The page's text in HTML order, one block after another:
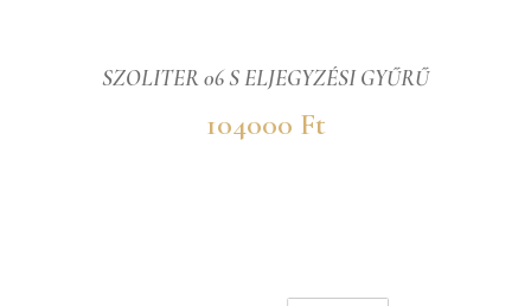
SZOLITER 06 S ELJEGYZÉSI GYŰRŰ
104000 Ft